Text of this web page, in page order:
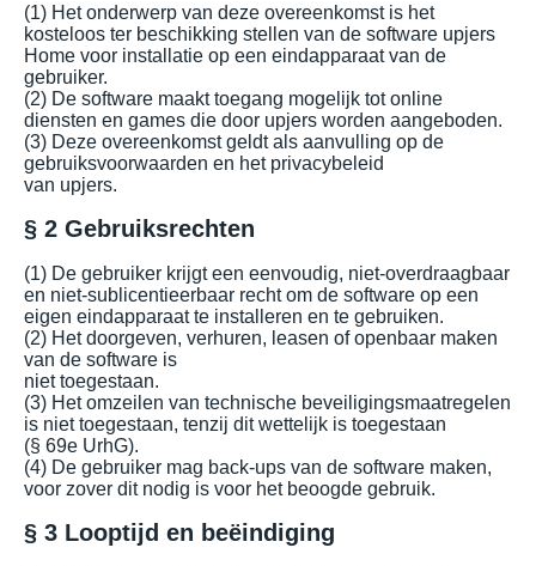
(1) Het onderwerp van deze overeenkomst is het
kosteloos ter beschikking stellen van de software upjers
Home voor installatie op een eindapparaat van de
gebruiker.
(2) De software maakt toegang mogelijk tot online
diensten en games die door upjers worden aangeboden.
(3) Deze overeenkomst geldt als aanvulling op de
gebruiksvoorwaarden en het privacybeleid
van upjers.
§ 2 Gebruiksrechten
(1) De gebruiker krijgt een eenvoudig, niet-overdraagbaar
en niet-sublicentieerbaar recht om de software op een
eigen eindapparaat te installeren en te gebruiken.
(2) Het doorgeven, verhuren, leasen of openbaar maken
van de software is
niet toegestaan.
(3) Het omzeilen van technische beveiligingsmaatregelen
is niet toegestaan, tenzij dit wettelijk is toegestaan
(§ 69e UrhG).
(4) De gebruiker mag back-ups van de software maken,
voor zover dit nodig is voor het beoogde gebruik.
§ 3 Looptijd en beëindiging